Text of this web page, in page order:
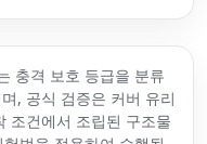
충격 보호 등급을 분류
, 공식 검증은 커버 유리
조건에서 조립된 구조물